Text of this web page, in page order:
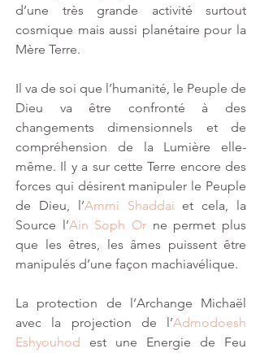
d’une très grande activité surtout
cosmique mais aussi planétaire pour la
Mère Terre.
Il va de soi que l’humanité, le Peuple de
Dieu va être confronté à des
changements dimensionnels et de
compréhension de la Lumière elle-
même. Il y a sur cette Terre encore des
forces qui désirent manipuler le Peuple
de Dieu, l’Ammi Shaddai et cela, la
Source l’Ain Soph Or ne permet plus
que les êtres, les âmes puissent être
manipulés d’une façon machiavélique.
La protection de l’Archange Michaël
avec la projection de l’Admodoesh
Eshyouhod
est une Energie de Feu